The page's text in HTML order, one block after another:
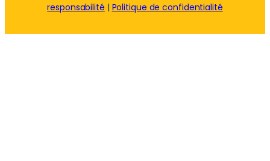
responsabilité | Politique de confidentialité